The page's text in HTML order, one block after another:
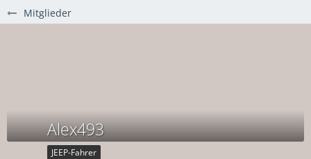
Mitglieder
Alex493
JEEP-Fahrer